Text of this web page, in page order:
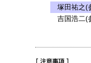
塚田祐之(
吉国浩二(